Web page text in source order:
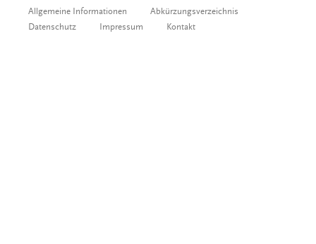
Allgemeine Informationen
Abkürzungsverzeichnis
Datenschutz
Impressum Kontakt